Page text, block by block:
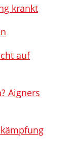
krankt
auf
Aigners